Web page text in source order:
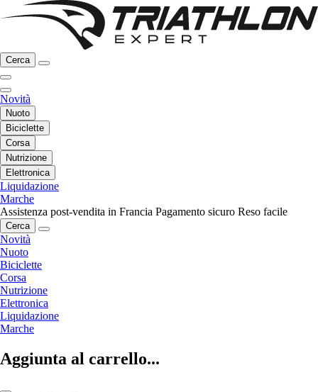
Cerca
Novità
Nuoto
Biciclette
Corsa
Nutrizione
Elettronica
Liquidazione
Marche
Assistenza post-vendita in Francia Pagamento sicuro Reso facile
Cerca
Novità
Nuoto
Biciclette
Corsa
Nutrizione
Elettronica
Liquidazione
Marche
Aggiunta al carrello...